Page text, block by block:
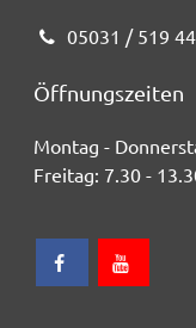
05031 / 519
Öffnungszeiten
Montag -
Freitag: 7.30 -